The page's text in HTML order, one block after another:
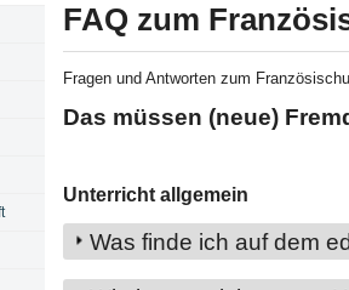
FAQ zum
Fragen und Antworten zum
Das müssen (neue)
Unterricht allgemein
Was finde ich auf dem